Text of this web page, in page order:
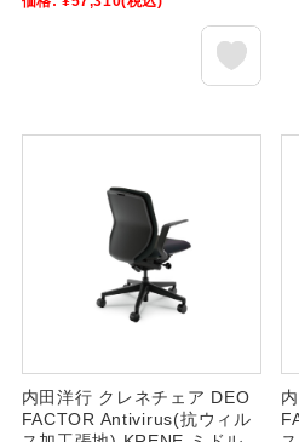
内田洋行 クレネチェア DEO
FACTOR Antivirus(抗ウィル